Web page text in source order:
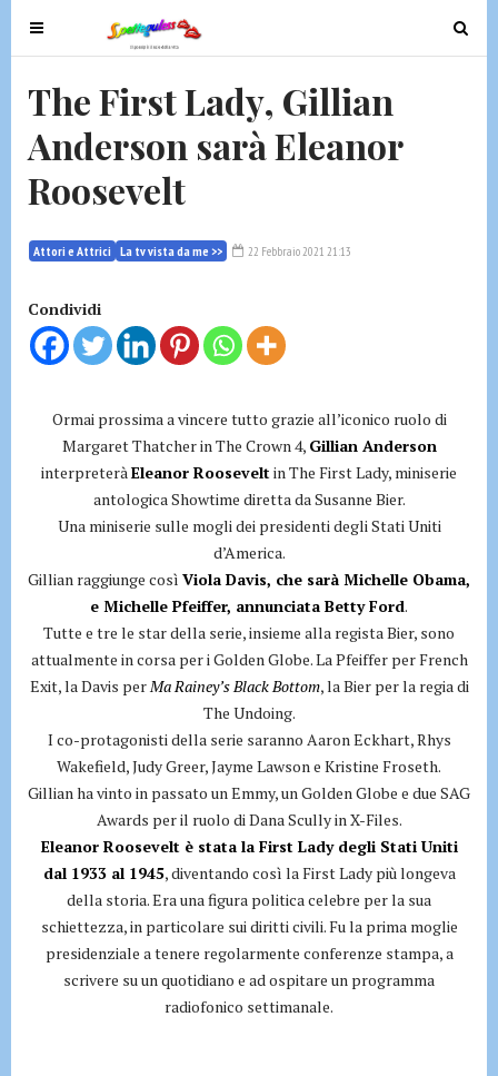
T
o
e
n
v
i
a
t
T
o
The First Lady, Gillian
Anderson sarà Eleanor
Roosevelt
Attori e Attrici La tv vista da me >> 22 Febbraio 2021 21:13
Condividi
Ormai prossima a vincere tutto grazie all’iconico ruolo di
Margaret Thatcher in The Crown 4, Gillian Anderson
interpreteràEleanor Rooseveltin The First Lady, miniserie
antologica Showtime diretta da Susanne Bier.
Una miniserie sulle mogli dei presidenti degli Stati Uniti
d’America.
Gillian raggiunge così Viola Davis, che sarà Michelle Obama,
e Michelle Pfeiffer, annunciata Betty Ford.
Tutte e tre le star della serie, insieme alla regista Bier, sono
attualmente in corsa per i Golden Globe. La Pfeiffer per French
Exit, la Davis perMa Rainey’s Black Bottom, la Bier per la regia di
The Undoing.
I co-protagonisti della serie saranno Aaron Eckhart, Rhys
Wakefield, Judy Greer, Jayme Lawson e Kristine Froseth.
Gillian ha vinto in passato un Emmy, un Golden Globe e due SAG
Awards per il ruolo di Dana Scully in X-Files.
Eleanor Roosevelt è stata la First Lady degli Stati Uniti
dal 1933 al 1945, diventando così la First Lady più longeva
della storia. Era una figura politica celebre per la sua
schiettezza, in particolare sui diritti civili. Fu la prima moglie
presidenziale a tenere regolarmente conferenze stampa, a
scrivere su un quotidiano e ad ospitare un programma
radiofonico settimanale.